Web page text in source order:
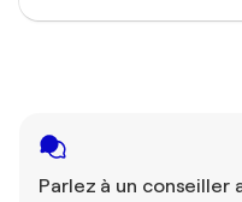
Parlez à un conseiller